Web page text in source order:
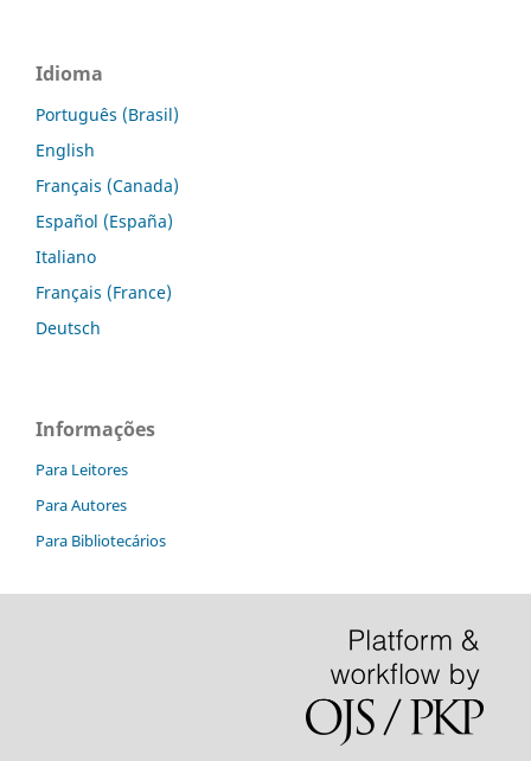
Idioma
Português (Brasil)
English
Français (Canada)
Español (España)
Italiano
Français (France)
Deutsch
Informações
Para Leitores
Para Autores
Para Bibliotecários